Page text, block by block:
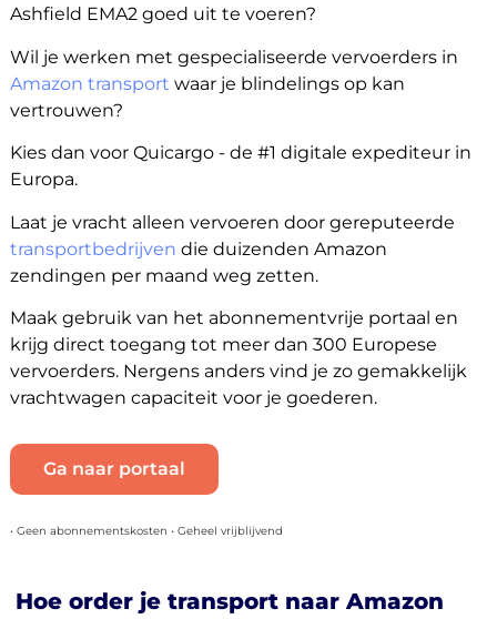
Ashfield EMA2 goed uit te voeren?
Wil je werken met gespecialiseerde vervoerders in
Amazon transport waar je blindelings op kan
vertrouwen?
Kies dan voor Quicargo - de #1 digitale expediteur in
Europa.
Laat je vracht alleen vervoeren door gereputeerde
transportbedrijven die duizenden Amazon
zendingen per maand weg zetten.
Maak gebruik van het abonnementvrije portaal en
krijg direct toegang tot meer dan 300 Europese
vervoerders. Nergens anders vind je zo gemakkelijk
vrachtwagen capaciteit voor je goederen.
Ga naar portaal
• Geen abonnementskosten • Geheel vrijblijvend
Hoe order je transport naar Amazon